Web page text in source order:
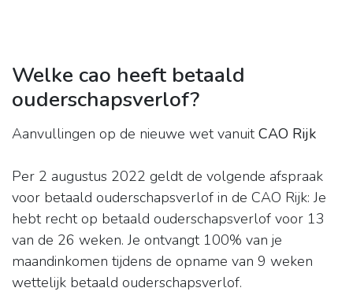
Welke cao heeft betaald
ouderschapsverlof?
Aanvullingen op de nieuwe wet vanuitCAO Rijk
Per 2 augustus 2022 geldt de volgende afspraak
voor betaald ouderschapsverlof in de CAO Rijk: Je
hebt recht op betaald ouderschapsverlof voor 13
van de 26 weken. Je ontvangt 100% van je
maandinkomen tijdens de opname van 9 weken
wettelijk betaald ouderschapsverlof.